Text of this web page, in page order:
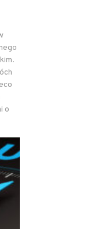
o